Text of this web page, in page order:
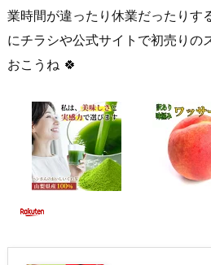
業時間が違ったり休業だったりす
にチラシや公式サイトで初売りの
おこうね 🍀